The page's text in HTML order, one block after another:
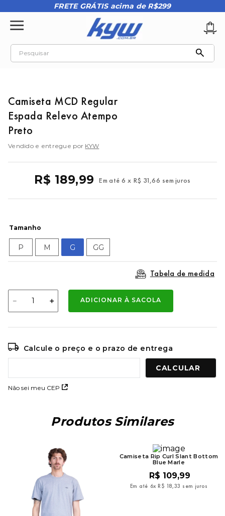
FRETE GRÁTIS acima de R$299
Pesquisar
Camiseta MCD Regular
Espada Relevo Atempo
Preto
Vendido e entregue por KYW
R$ 189,99 Em até 6 x R$ 31,66 sem juros
Tamanho
P M G GG
Tabela de medida
＋
－ ADICIONAR À SACOLA
Calcule o preço e o prazo de entrega
Não sei meu CEP
Produtos Similares
Camiseta Rip Curl Slant Bottom
Blue Marle
R$ 109,99
Em até 6x R$ 18,33 sem juros
2º oakley
3
tenis
9º mochila oakley
10 kenner rakka